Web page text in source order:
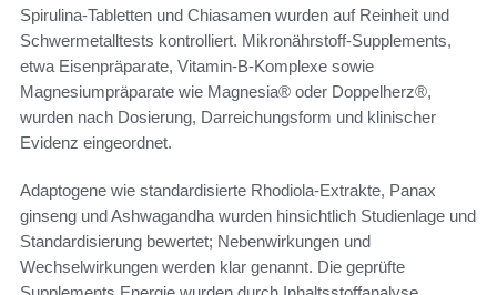
Spirulina-Tabletten und Chiasamen wurden auf Reinheit und
Schwermetalltests kontrolliert. Mikronährstoff-Supplements,
etwa Eisenpräparate, Vitamin-B-Komplexe sowie
Magnesiumpräparate wie Magnesia® oder Doppelherz®,
wurden nach Dosierung, Darreichungsform und klinischer
Evidenz eingeordnet.
Adaptogene wie standardisierte Rhodiola-Extrakte, Panax
ginseng und Ashwagandha wurden hinsichtlich Studienlage und
Standardisierung bewertet; Nebenwirkungen und
Wechselwirkungen werden klar genannt. Die geprüfte